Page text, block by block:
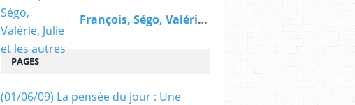
François, Ségo, Valérie, Julie et les autres
PAGES
(01/06/09) La pensée du jour : Une